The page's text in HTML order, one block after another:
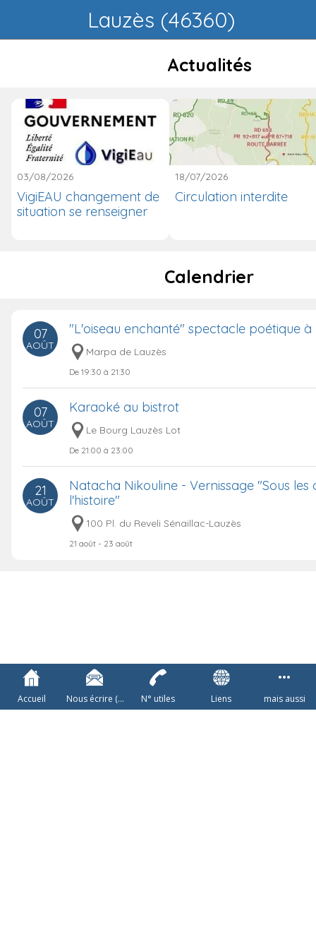
Lauzès (46360)
Actualités
03/08/2026
VigiEAU changement de
situation se renseigner
18/07/2026
Circulation interdite
Calendrier
07
AOÛT
"L'oiseau enchanté" spectacle poétique à
Marpa de Lauzès
De 19:30 à 21:30
07
AOÛT
Karaoké au bistrot
Le Bourg Lauzès Lot
De 21:00 à 23:00
21
AOÛT
Natacha Nikouline - Vernissage "Sous les
l'histoire"
100 Pl. du Reveli Sénaillac-Lauzès
21 août - 23 août
cliquez ici ! puis sur la bulle
Accueil
Nous écrire (à
la mairie)
N° utiles Liens mais aussi